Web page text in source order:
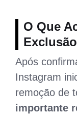
O Que
Após
Instagram
remoção de
importante